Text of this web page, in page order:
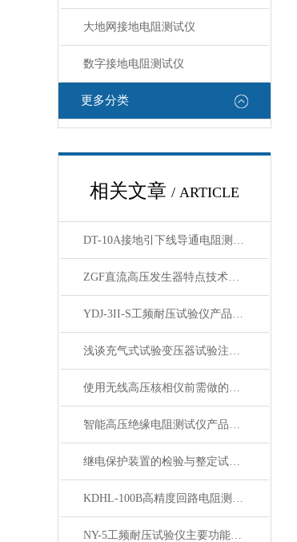
大地网接地电阻测试仪
数字接地电阻测试仪
更多分类
相关文章 / ARTICLE
DT-10A接地引下线导通电阻测试仪 技术参数
ZGF直流高压发生器特点技术参数
YDJ-3II-S工频耐压试验仪产品简介
浅谈充气式试验变压器试验注意事项
使用无线高压核相仪前需做的准备事项
智能高压绝缘电阻测试仪产品特征
继电保护装置的检验与整定试验操作规范
KDHL-100B高精度回路电阻测试仪特点
NY-5工频耐压试验仪主要功能及特点